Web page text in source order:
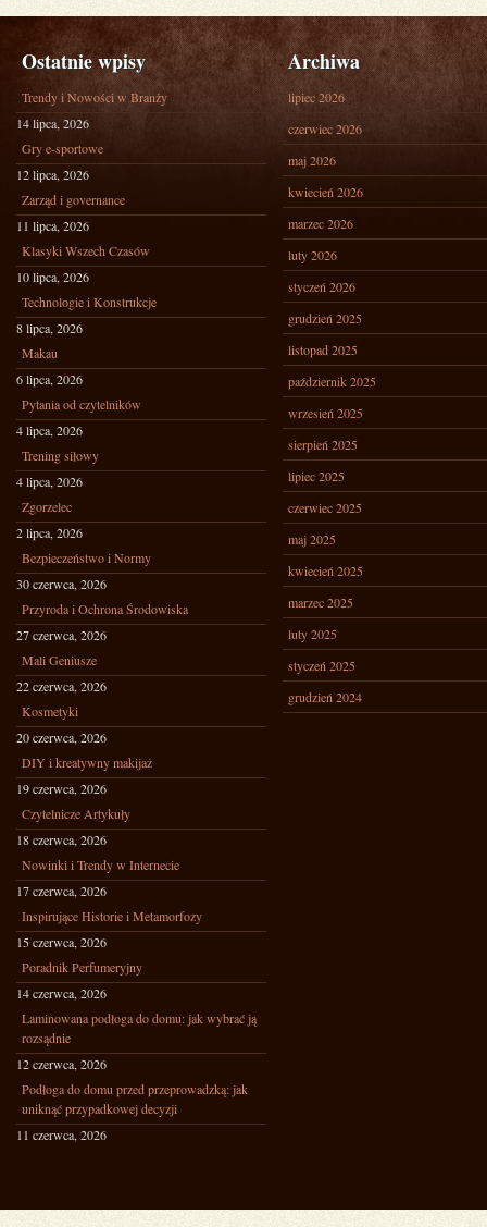
Ostatnie wpisy
Trendy i Nowości w Branży
14 lipca, 2026
Gry e-sportowe
12 lipca, 2026
Zarząd i governance
11 lipca, 2026
Klasyki Wszech Czasów
10 lipca, 2026
Technologie i Konstrukcje
8 lipca, 2026
Makau
6 lipca, 2026
Pytania od czytelników
4 lipca, 2026
Trening siłowy
4 lipca, 2026
Zgorzelec
2 lipca, 2026
Bezpieczeństwo i Normy
30 czerwca, 2026
Przyroda i Ochrona Środowiska
27 czerwca, 2026
Mali Geniusze
22 czerwca, 2026
Kosmetyki
20 czerwca, 2026
DIY i kreatywny makijaż
19 czerwca, 2026
Czytelnicze Artykuły
18 czerwca, 2026
Nowinki i Trendy w Internecie
17 czerwca, 2026
Inspirujące Historie i Metamorfozy
15 czerwca, 2026
Poradnik Perfumeryjny
14 czerwca, 2026
Laminowana podłoga do domu: jak wybrać ją
rozsądnie
12 czerwca, 2026
Podłoga do domu przed przeprowadzką: jak
uniknąć przypadkowej decyzji
11 czerwca, 2026
Archiwa
lipiec 2026
czerwiec 2026
maj 2026
kwiecień 2026
marzec 2026
luty 2026
styczeń 2026
grudzień 2025
listopad 2025
październik 2025
wrzesień 2025
sierpień 2025
lipiec 2025
czerwiec 2025
maj 2025
kwiecień 2025
marzec 2025
luty 2025
styczeń 2025
grudzień 2024